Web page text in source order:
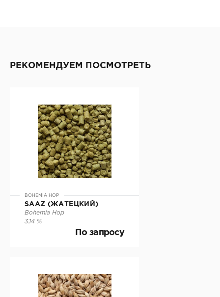
РЕКОМЕНДУЕМ ПОСМОТРЕТЬ
BOHEMIA HOP
SAAZ (ЖАТЕЦКИЙ)
Bohemia Hop
3.14 %
По запросу